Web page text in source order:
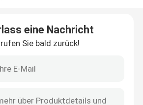
eine Nachricht
Sie bald zurück!